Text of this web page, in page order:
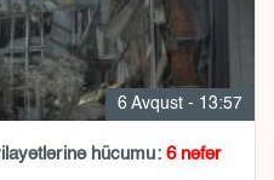
6 Avqust - 13:57
hücumu: 6 nəfər